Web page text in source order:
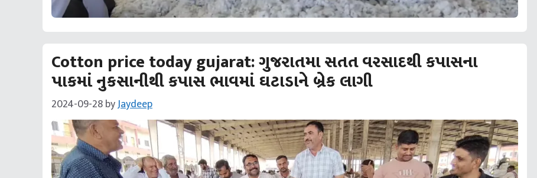
Cotton price today gujarat: ગુજરાતમા સતત વરસાદથી કપાસના
પાકમાં નુકસાનીથી કપાસ ભાવમાં ઘટાડાને બ્રેક લાગી
2024-09-28byJaydeep